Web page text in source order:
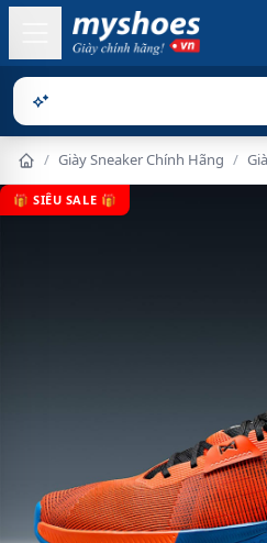
Sản phẩm ch
/ Giày Sneaker Chính Hãng /
🎁 SIÊU SALE 🎁